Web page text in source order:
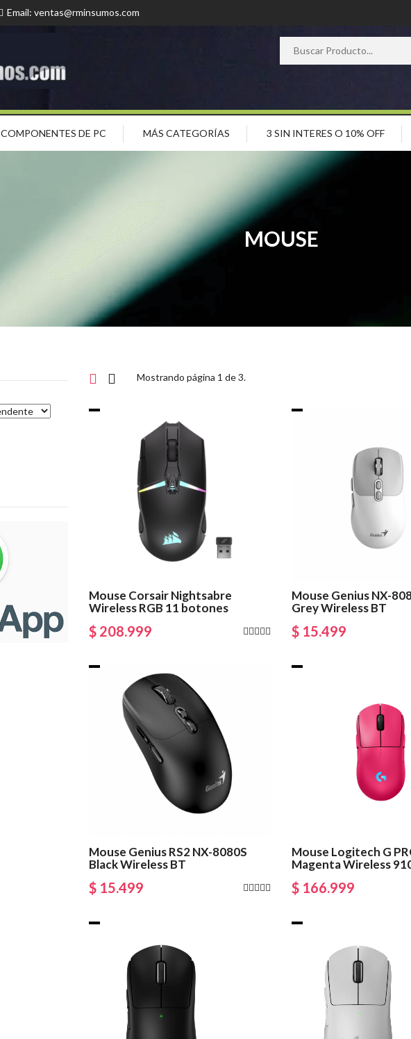
Email: ventas@rminsumos.com
COMPONENTES DE PC MÁS CATEGORÍAS 3 SIN INTERES O 10% OFF
MOUSE
Mostrando página 1 de 3.
Mouse Corsair Nightsabre
Wireless RGB 11 botones
$ 208.999
Mouse Genius NX-
Grey Wireless BT
$ 15.499
Mouse Genius RS2 NX-8080S
Black Wireless BT
$ 15.499
Mouse Logitech G
Magenta Wireless
$ 166.999